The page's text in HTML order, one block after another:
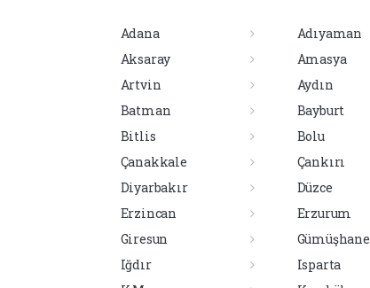
Adana Adıyaman
Aksaray
Amasya
Artvin
Aydın
Batman
Bayburt
Bitlis
Bolu
Çanakkale
Çankırı
Diyarbakır
Düzce
Erzincan
Erzurum
Giresun
Gümüşhane
Iğdır
Isparta